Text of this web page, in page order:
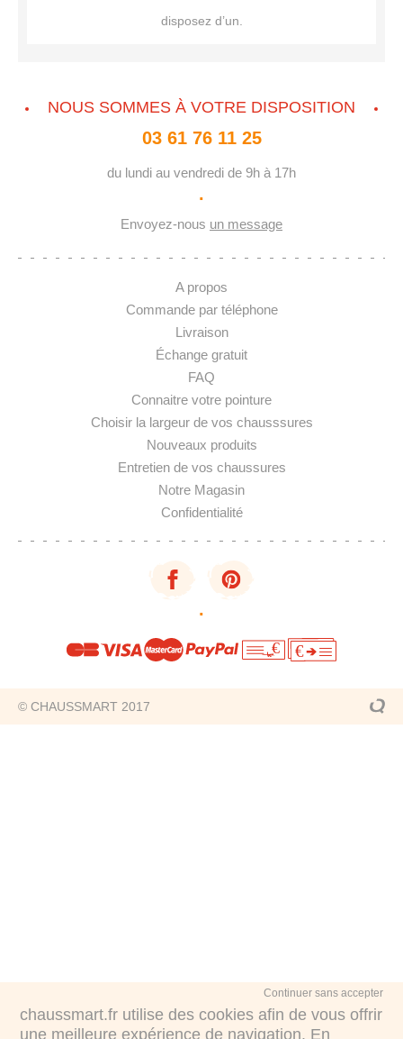
disposez d’un.
chaussmart.fr utilise des cookies afin de vous offrir
une meilleure expérience de navigation. En
Continuer sans accepter
NOUS SOMMES À VOTRE DISPOSITION
03 61 76 11 25
du lundi au vendredi de 9h à 17h
·
Envoyez-nous un message
A propos
Commande par téléphone
Livraison
Échange gratuit
FAQ
Connaitre votre pointure
Choisir la largeur de vos chausssures
Nouveaux produits
Entretien de vos chaussures
Notre Magasin
Confidentialité
·
€ €
© CHAUSSMART 2017